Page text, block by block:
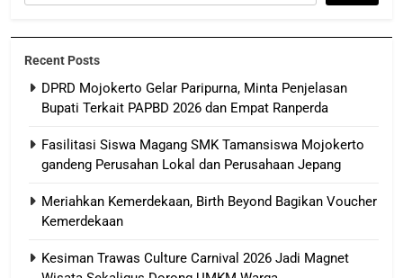
Recent Posts
DPRD Mojokerto Gelar Paripurna, Minta Penjelasan
Bupati Terkait PAPBD 2026 dan Empat Ranperda
Fasilitasi Siswa Magang SMK Tamansiswa Mojokerto
gandeng Perusahan Lokal dan Perusahaan Jepang
Meriahkan Kemerdekaan, Birth Beyond Bagikan Voucher
Kemerdekaan
Kesiman Trawas Culture Carnival 2026 Jadi Magnet